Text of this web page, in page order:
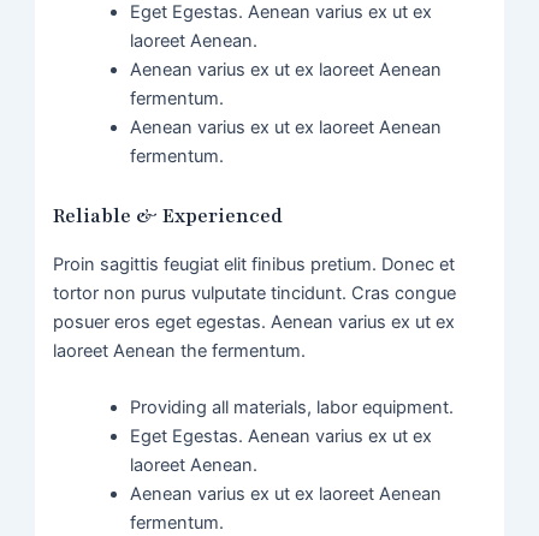
Eget Egestas. Aenean varius ex ut ex
laoreet Aenean.
Aenean varius ex ut ex laoreet Aenean
fermentum.
Aenean varius ex ut ex laoreet Aenean
fermentum.
Reliable & Experienced
Proin sagittis feugiat elit finibus pretium. Donec et
tortor non purus vulputate tincidunt. Cras congue
posuer eros eget egestas. Aenean varius ex ut ex
laoreet Aenean the fermentum.
Providing all materials, labor equipment.
Eget Egestas. Aenean varius ex ut ex
laoreet Aenean.
Aenean varius ex ut ex laoreet Aenean
fermentum.